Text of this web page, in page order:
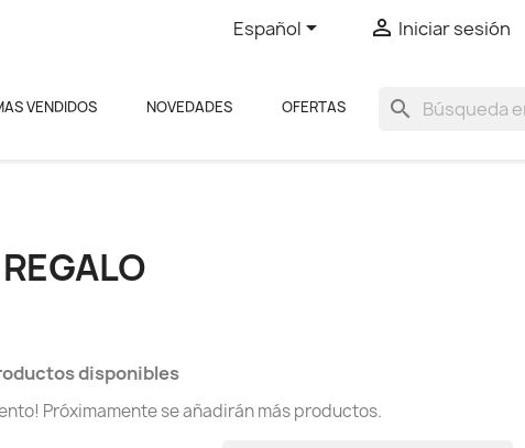
Español  Iniciar sesión
search
OFERTAS
NOVEDADES
VENDIDOS
disponibles
Próximamente se añadirán más productos.